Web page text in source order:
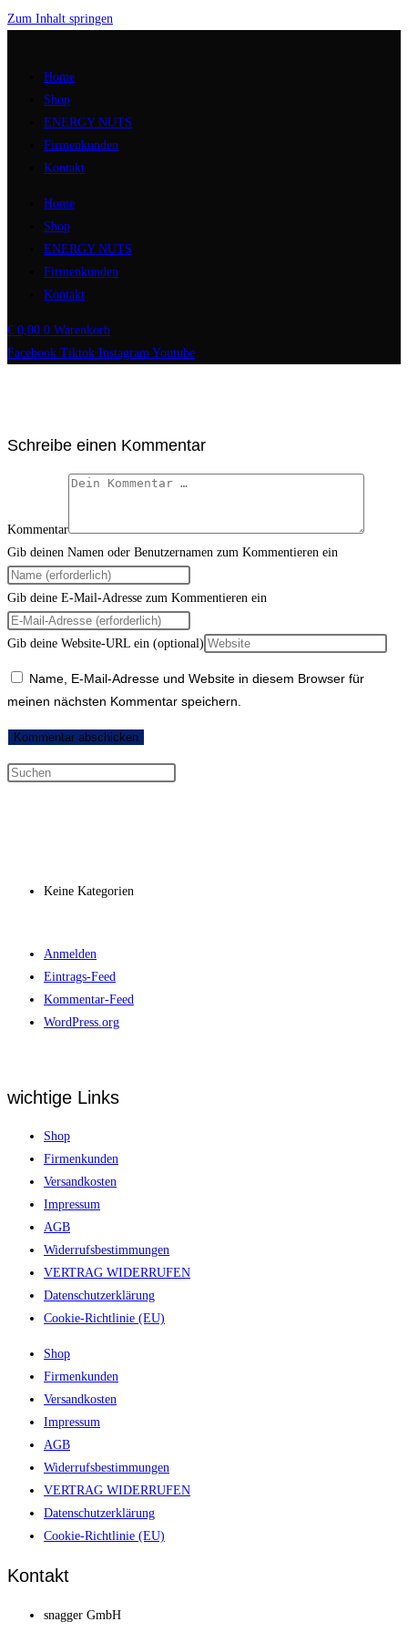
Zum Inhalt springen
Home
Shop
ENERGY NUTS
Firmenkunden
Kontakt
Home
Shop
ENERGY NUTS
Firmenkunden
Kontakt
€ 0,00 0 Warenkorb
Facebook Tiktok Instagram Youtube
Schreibe einen Kommentar
Kommentar
Gib deinen Namen oder Benutzernamen zum Kommentieren ein
Gib deine E-Mail-Adresse zum Kommentieren ein
Gib deine Website-URL ein (optional)
Name, E-Mail-Adresse und Website in diesem Browser für
meinen nächsten Kommentar speichern.
Keine Kategorien
Anmelden
Eintrags-Feed
Kommentar-Feed
WordPress.org
wichtige Links
Shop
Firmenkunden
Versandkosten
Impressum
AGB
Widerrufsbestimmungen
VERTRAG WIDERRUFEN
Datenschutzerklärung
Cookie-Richtlinie (EU)
Shop
Firmenkunden
Versandkosten
Impressum
AGB
Widerrufsbestimmungen
VERTRAG WIDERRUFEN
Datenschutzerklärung
Cookie-Richtlinie (EU)
Kontakt
snagger GmbH